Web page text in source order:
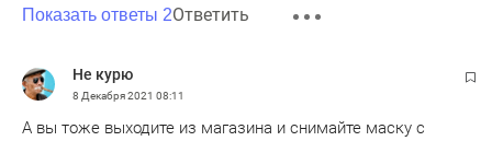
Показать ответы 2Ответить
Не курю
8 Декабря 2021 08:11
А вы тоже выходите из магазина и снимайте маску с